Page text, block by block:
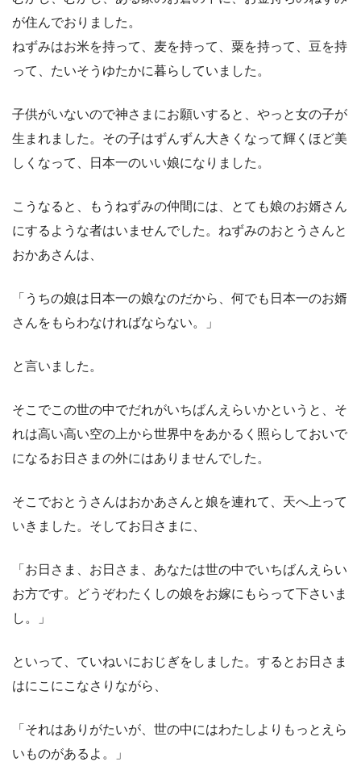
が住んでおりました。
ねずみはお米を持って、麦を持って、粟を持って、豆を持
って、たいそうゆたかに暮らしていました。
子供がいないので神さまにお願いすると、やっと女の子が
生まれました。その子はずんずん大きくなって輝くほど美
しくなって、日本一のいい娘になりました。
こうなると、もうねずみの仲間には、とても娘のお婿さん
にするような者はいませんでした。ねずみのおとうさんと
おかあさんは、
「うちの娘は日本一の娘なのだから、何でも日本一のお婿
さんをもらわなければならない。」
と言いました。
そこでこの世の中でだれがいちばんえらいかというと、そ
れは高い高い空の上から世界中をあかるく照らしておいで
になるお日さまの外にはありませんでした。
そこでおとうさんはおかあさんと娘を連れて、天へ上って
いきました。そしてお日さまに、
「お日さま、お日さま、あなたは世の中でいちばんえらい
お方です。どうぞわたくしの娘をお嫁にもらって下さいま
し。」
といって、ていねいにおじぎをしました。するとお日さま
はにこにこなさりながら、
「それはありがたいが、世の中にはわたしよりもっとえら
いものがあるよ。」